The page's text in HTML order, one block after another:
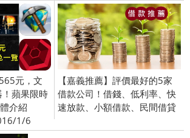
元，文
蘋果限時
介紹
1/6
【嘉義推薦】評價最好的5家
借款公司！借錢、低利率、快
速放款、小額借款、民間借貸